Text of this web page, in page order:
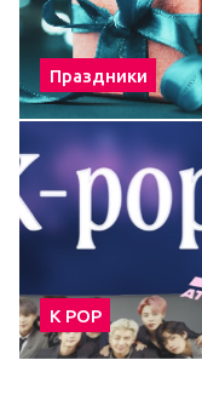
Праздники
К POP